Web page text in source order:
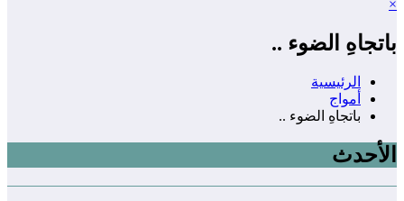
×
باتجاهِ الضوء ..
الرئيسية
أمواج
باتجاهِ الضوء ..
الأحدث